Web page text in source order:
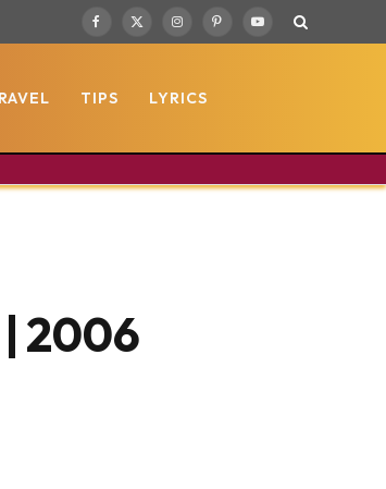
Facebook
X
InstagramPinterestYouTube
TIPS LYRICS
2006